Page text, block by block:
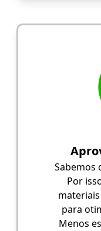
Sabemos
Por
para
Menos